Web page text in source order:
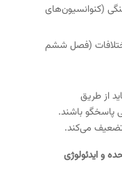
(کنوانسیون‌های
(فصل ششم
از طریق
پاسخگو باشند.
تضعیف می‌کند.
و ایدئولوژی